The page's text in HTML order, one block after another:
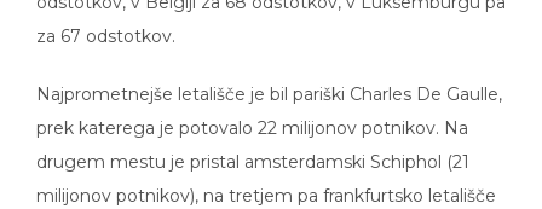
za 67 odstotkov.
Najprometnejše letališče je bil pariški Charles De Gaulle,
prek katerega je potovalo 22 milijonov potnikov. Na
drugem mestu je pristal amsterdamski Schiphol (21
milijonov potnikov), na tretjem pa frankfurtsko letališče